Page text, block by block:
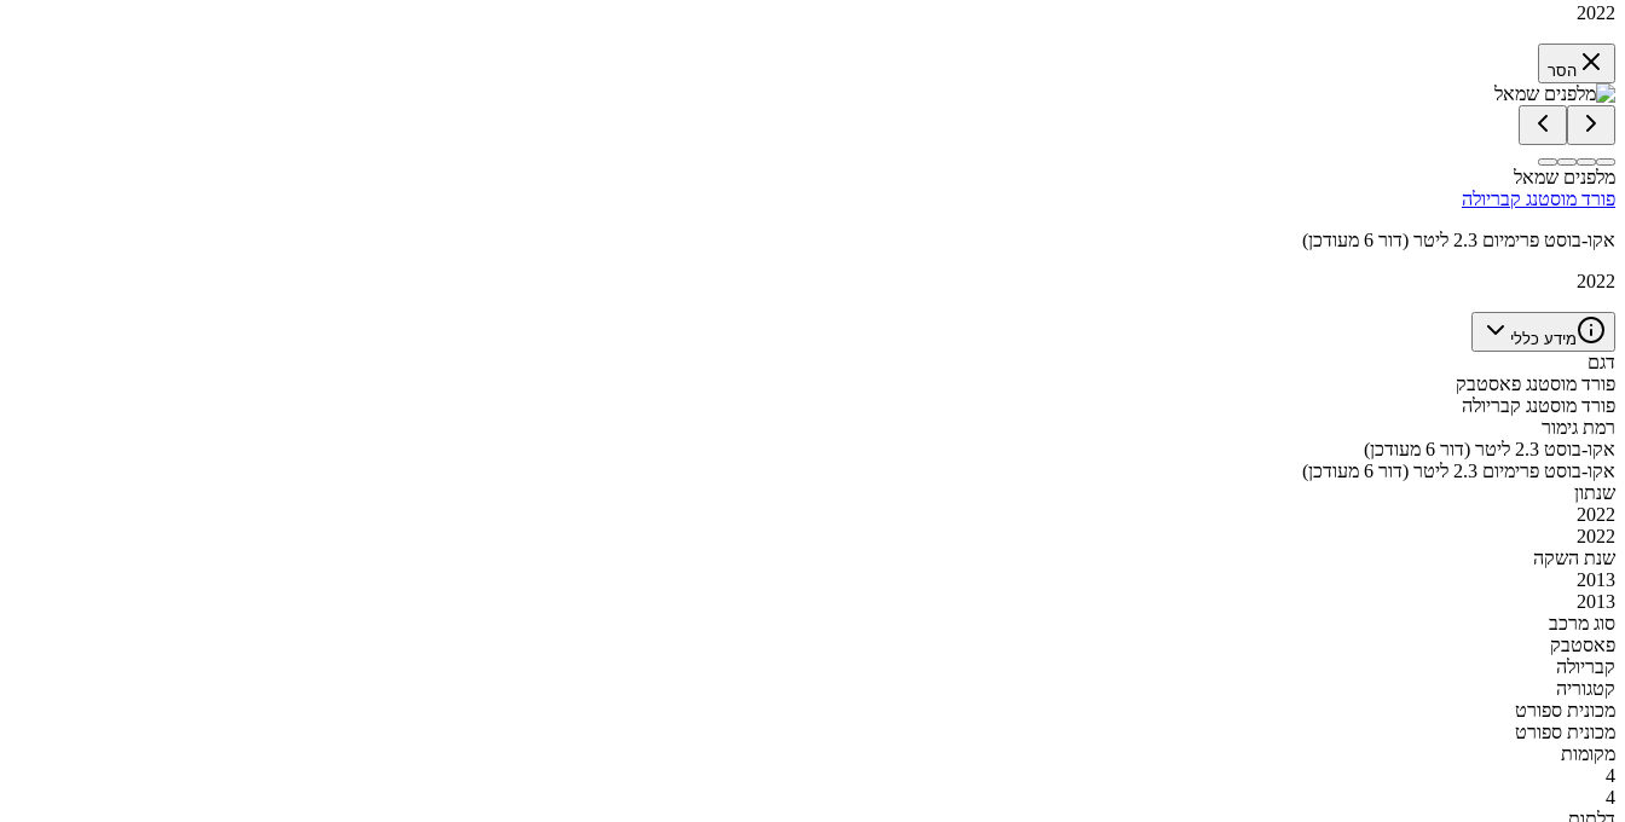
2022
הסר
מלפנים שמאל
פורד מוסטנג קבריולה
אקו-בוסט פרימיום 2.3 ליטר (דור 6 מעודכן)
2022
מידע כללי
דגם
פורד מוסטנג פאסטבק
פורד מוסטנג קבריולה
רמת גימור
אקו-בוסט 2.3 ליטר (דור 6 מעודכן)
אקו-בוסט פרימיום 2.3 ליטר (דור 6 מעודכן)
שנתון
2022
2022
שנת השקה
2013
2013
סוג מרכב
פאסטבק
קבריולה
קטגוריה
מכונית ספורט
מכונית ספורט
מקומות
4
4